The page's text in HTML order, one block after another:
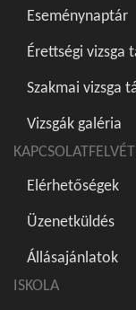
Eseménynaptár
Érettségi vizsga
Szakmai vizsga
Vizsgák galéria
Elérhetőségek
Üzenetküldés
Állásajánlatok
ISKOLA